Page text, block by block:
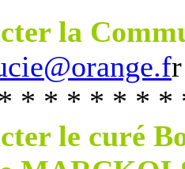
la
r
* * * * * * *
le curé